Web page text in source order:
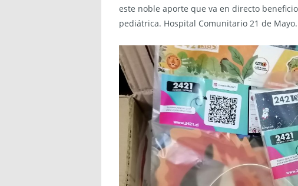
este noble aporte que va en directo
pediátrica. Hospital Comunitario 21 de Mayo.